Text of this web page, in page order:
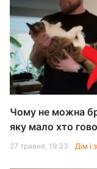
Чому не можна
яку мало хто
27 травня, 19:33 Дім і